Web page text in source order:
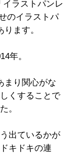
ラストパンレ
のイラストパ
ます。
年。
まり関心がな
くすることで
。
出ているかが
キドキの連